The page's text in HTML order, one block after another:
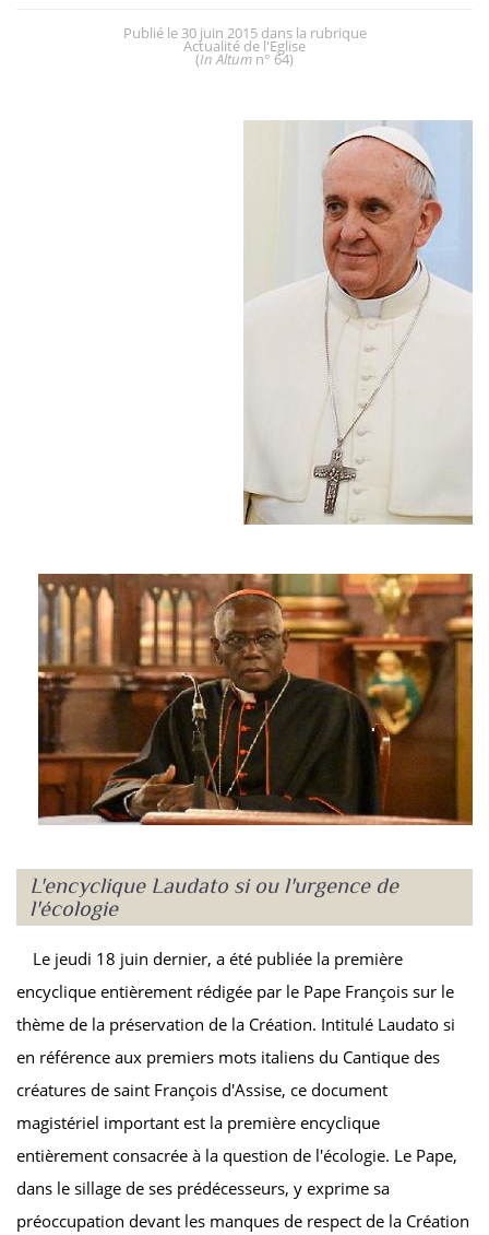
Publié le 30 juin 2015 dans la rubrique
Actualité de l'Eglise
(In Altum n° 64)
L'encyclique Laudato si ou l'urgence de
l'écologie
Le jeudi 18 juin dernier, a été publiée la première
encyclique entièrement rédigée par le Pape François sur le
thème de la préservation de la Création. Intitulé Laudato si
en référence aux premiers mots italiens du Cantique des
créatures de saint François d'Assise, ce document
magistériel important est la première encyclique
entièrement consacrée à la question de l'écologie. Le Pape,
dans le sillage de ses prédécesseurs, y exprime sa
préoccupation devant les manques de respect de la Création